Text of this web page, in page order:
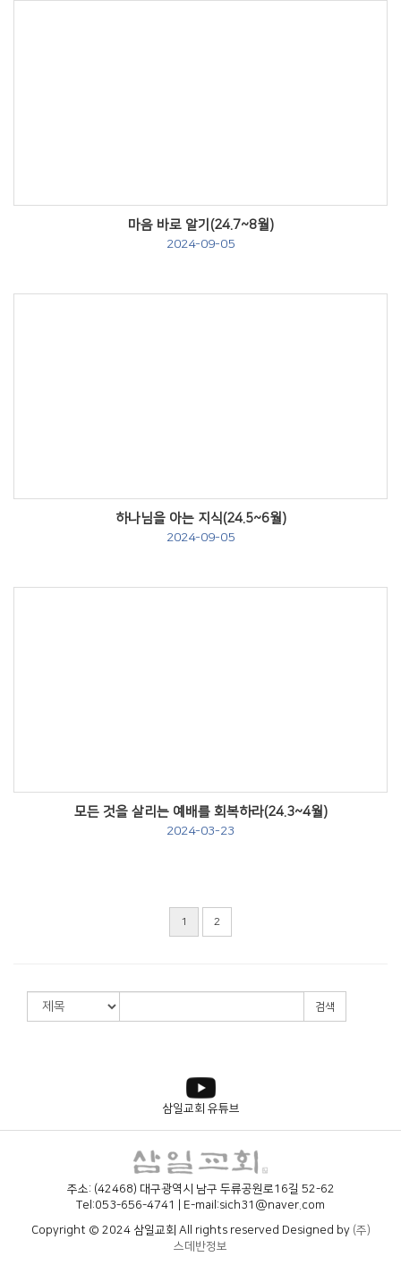
마음 바로 알기(24.7~8월)
2024-09-05
하나님을 아는 지식(24.5~6월)
2024-09-05
모든 것을 살리는 예배를 회복하라(24.3~4월)
2024-03-23
1 2
검색
삼일교회 유튜브
주소: (42468) 대구광역시 남구 두류공원로16길 52-62
Tel:053-656-4741 | E-mail:sich31@naver.com
Copyright © 2024 삼일교회 All rights reserved Designed by (주)
스데반정보